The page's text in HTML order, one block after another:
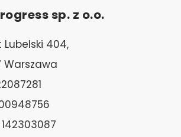
sp. z o.o.
Lubelski 404,
142303087